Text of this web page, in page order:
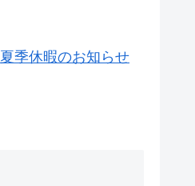
夏季休暇のお知らせ